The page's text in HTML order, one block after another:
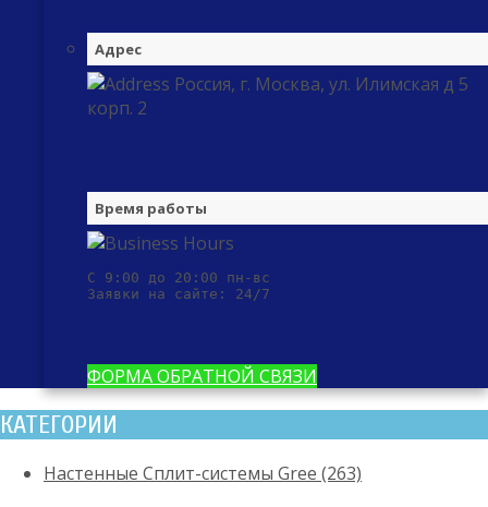
Адрес
Россия, г. Москва, ул. Илимская д 5
корп. 2
Время работы
С 9:00 до 20:00 пн-вс
Заявки на сайте: 24/7
ФОРМА ОБРАТНОЙ СВЯЗИ
КАТЕГОРИИ
Настенные Сплит-системы Gree (263)